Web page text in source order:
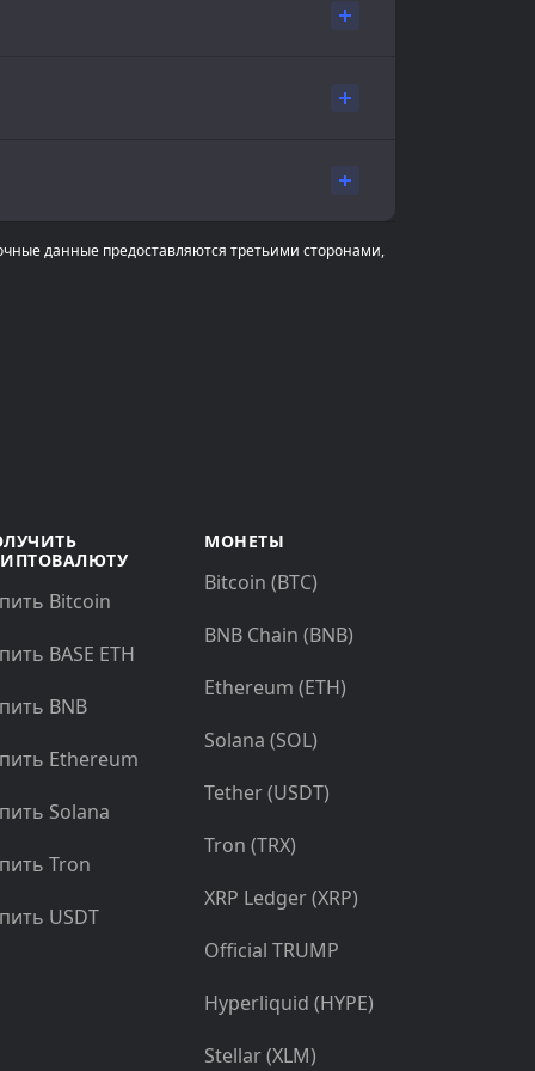
данные предоставляются третьими сторонами,
Bitcoin
BASE ETH
BNB
Ethereum
Solana
Tron
USDT
МОНЕТЫ
Bitcoin (BTC)
BNB Chain (BNB)
Ethereum (ETH)
Solana (SOL)
Tether (USDT)
Tron (TRX)
XRP Ledger (XRP)
Official TRUMP
Hyperliquid (HYPE)
Stellar (XLM)